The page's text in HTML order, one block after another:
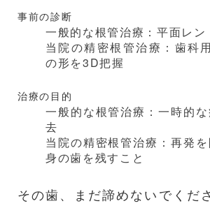
事前の診断
一般的な根管治療：平面レン
当院の精密根管治療：歯科
の形を3D把握
治療の目的
一般的な根管治療：一時的
去
当院の精密根管治療：再発
身の歯を残すこと
その歯、まだ諦めないでくだ